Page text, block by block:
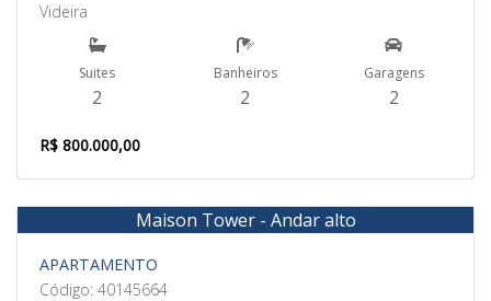
Videira
Suites
2
Banheiros
2
Garagens
2
R$ 800.000,00
Venda
Maison Tower - Andar alto
APARTAMENTO
Código: 40145664